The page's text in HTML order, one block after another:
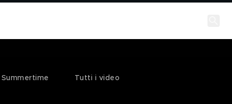
Summertime Tutti i video